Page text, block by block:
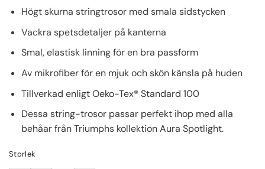
Högt skurna stringtrosor med smala sidstycken
Vackra spetsdetaljer på kanterna
Smal, elastisk linning för en bra passform
Av mikrofiber för en mjuk och skön känsla på huden
Tillverkad enligt Oeko-Tex® Standard 100
Dessa string-trosor passar perfekt ihop med alla
behåar från Triumphs kollektion Aura Spotlight.
Storlek